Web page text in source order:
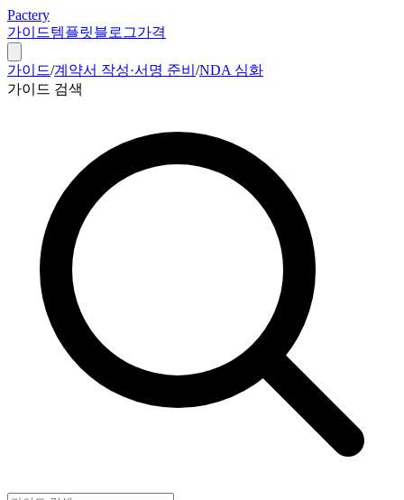
Pactery
가이드템플릿블로그가격
가이드/계약서 작성·서명 준비 /NDA 심화
가이드 검색